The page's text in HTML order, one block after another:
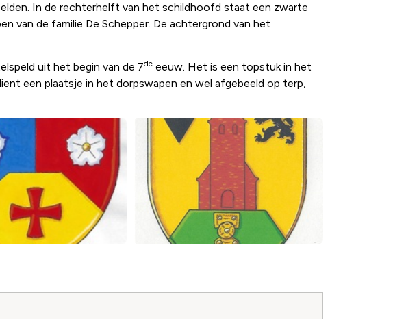
In de rechterhelft van het schildhoofd staat een zwarte
van de familie De Schepper. De achtergrond van het
uit het begin van de 7de eeuw. Het is een topstuk in het
een plaatsje in het dorpswapen en wel afgebeeld op terp,